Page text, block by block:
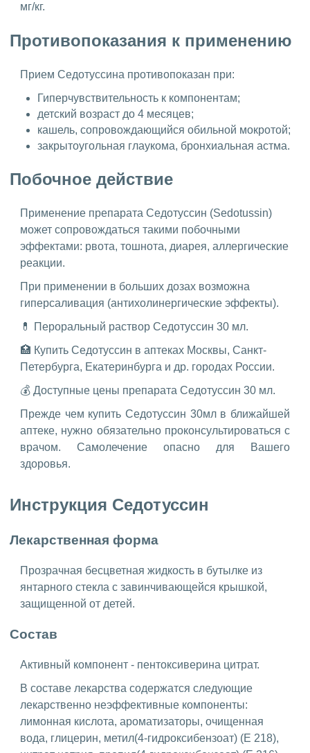
мг/кг.
Противопоказания к применению
Прием Седотуссина противопоказан при:
Гиперчувствительность к компонентам;
детский возраст до 4 месяцев;
кашель, сопровождающийся обильной мокротой;
закрытоугольная глаукома, бронхиальная астма.
Побочное действие
Применение препарата Седотуссин (Sedotussin)
может сопровождаться такими побочными
эффектами: рвота, тошнота, диарея, аллергические
реакции.
При применении в больших дозах возможна
гиперсаливация (антихолинергические эффекты).
💊 Пероральный раствор Седотуссин 30 мл.
🏥 Купить Седотуссин в аптеках Москвы, Санкт-
Петербурга, Екатеринбурга и др. городах России.
💰 Доступные цены препарата Седотуссин 30 мл.
Прежде чем купить Седотуссин 30мл в ближайшей
аптеке, нужно обязательно проконсультироваться с
врачом. Самолечение опасно для Вашего
здоровья.
Инструкция Седотуссин
Лекарственная форма
Прозрачная бесцветная жидкость в бутылке из
янтарного стекла с завинчивающейся крышкой,
защищенной от детей.
Состав
Активный компонент - пентоксиверина цитрат.
В составе лекарства содержатся следующие
лекарственно неэффективные компоненты:
лимонная кислота, ароматизаторы, очищенная
вода, глицерин, метил(4-гидроксибензоат) (Е 218),